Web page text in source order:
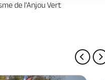
de l'Anjou Vert